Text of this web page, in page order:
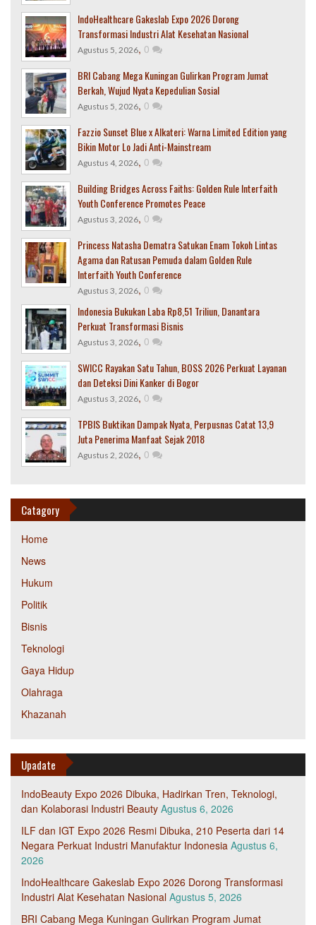
IndoHealthcare Gakeslab Expo 2026 Dorong
Transformasi Industri Alat Kesehatan Nasional
Agustus 5, 2026, 0
BRI Cabang Mega Kuningan Gulirkan Program Jumat
Berkah, Wujud Nyata Kepedulian Sosial
Agustus 5, 2026, 0
Fazzio Sunset Blue x Alkateri: Warna Limited Edition yang
Bikin Motor Lo Jadi Anti-Mainstream
Agustus 4, 2026, 0
Building Bridges Across Faiths: Golden Rule Interfaith
Youth Conference Promotes Peace
Agustus 3, 2026, 0
Princess Natasha Dematra Satukan Enam Tokoh Lintas
Agama dan Ratusan Pemuda dalam Golden Rule
Interfaith Youth Conference
Agustus 3, 2026, 0
Indonesia Bukukan Laba Rp8,51 Triliun, Danantara
Perkuat Transformasi Bisnis
Agustus 3, 2026, 0
SWICC Rayakan Satu Tahun, BOSS 2026 Perkuat Layanan
dan Deteksi Dini Kanker di Bogor
Agustus 3, 2026, 0
TPBIS Buktikan Dampak Nyata, Perpusnas Catat 13,9
Juta Penerima Manfaat Sejak 2018
Agustus 2, 2026, 0
Catagory
Home
News
Hukum
Politik
Bisnis
Teknologi
Gaya Hidup
Olahraga
Khazanah
Upadate
IndoBeauty Expo 2026 Dibuka, Hadirkan Tren, Teknologi,
dan Kolaborasi Industri Beauty Agustus 6, 2026
ILF dan IGT Expo 2026 Resmi Dibuka, 210 Peserta dari 14
Negara Perkuat Industri Manufaktur Indonesia Agustus 6,
2026
IndoHealthcare Gakeslab Expo 2026 Dorong Transformasi
Industri Alat Kesehatan Nasional Agustus 5, 2026
BRI Cabang Mega Kuningan Gulirkan Program Jumat